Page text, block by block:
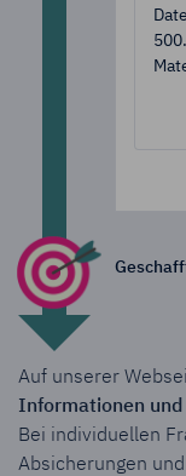
Auf unserer
Informationen
Bei individuellen
Absicherungen